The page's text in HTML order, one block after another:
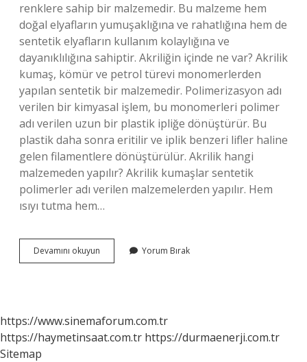
renklere sahip bir malzemedir. Bu malzeme hem
doğal elyafların yumuşaklığına ve rahatlığına hem de
sentetik elyafların kullanım kolaylığına ve
dayanıklılığına sahiptir. Akriliğin içinde ne var? Akrilik
kumaş, kömür ve petrol türevi monomerlerden
yapılan sentetik bir malzemedir. Polimerizasyon adı
verilen bir kimyasal işlem, bu monomerleri polimer
adı verilen uzun bir plastik ipliğe dönüştürür. Bu
plastik daha sonra eritilir ve iplik benzeri lifler haline
gelen filamentlere dönüştürülür. Akrilik hangi
malzemeden yapılır? Akrilik kumaşlar sentetik
polimerler adı verilen malzemelerden yapılır. Hem
ısıyı tutma hem…
Devamını okuyun
Ham
Yorum Bırak
https://www.sinemaforum.com.tr
https://haymetinsaat.com.tr https://durmaenerji.com.tr
Sitemap